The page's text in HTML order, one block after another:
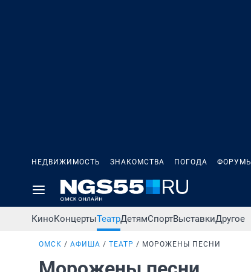
НЕДВИЖИМОСТЬ ЗНАКОМСТВА ПОГОДА ФОРУМЫ
КиноКонцертыТеатрДетямСпортВыставкиДругое
ОМСК АФИША ТЕАТР МОРОЖЕНЫ ПЕСНИ